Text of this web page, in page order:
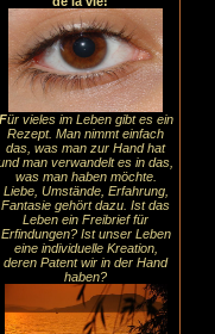
ür vieles im Leben gibt es ein
Rezept. Man nimmt einfach
das, was man zur Hand hat
man verwandelt es in das,
was man haben möchte.
Liebe, Umstände, Erfahrung,
Fantasie gehört dazu. Ist das
Leben ein Freibrief für
Erfindungen? Ist unser Leben
eine individuelle Kreation,
deren Patent wir in der Hand
haben?